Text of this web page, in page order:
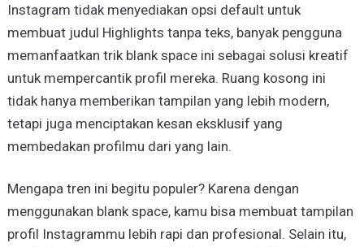
Instagram tidak menyediakan opsi default untuk
membuat judul Highlights tanpa teks, banyak pengguna
memanfaatkan trik blank space ini sebagai solusi kreatif
untuk mempercantik profil mereka. Ruang kosong ini
tidak hanya memberikan tampilan yang lebih modern,
tetapi juga menciptakan kesan eksklusif yang
membedakan profilmu dari yang lain.
Mengapa tren ini begitu populer? Karena dengan
menggunakan blank space, kamu bisa membuat tampilan
profil Instagrammu lebih rapi dan profesional. Selain itu,